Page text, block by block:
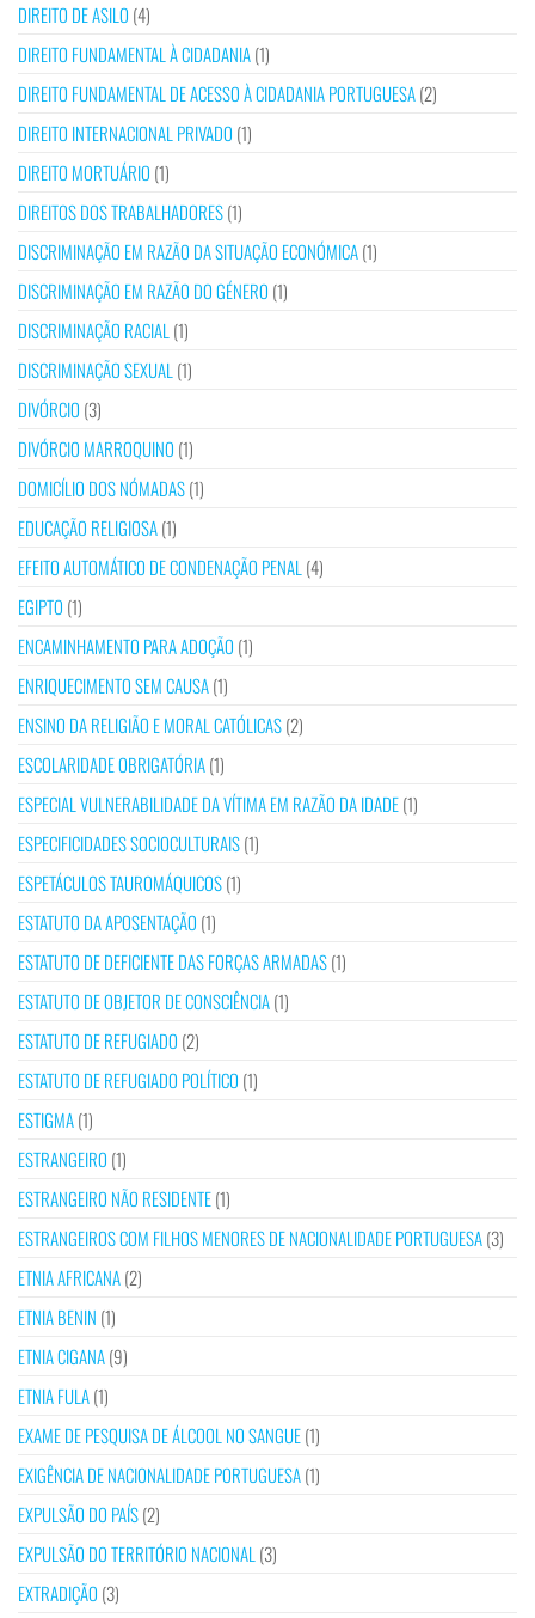
DIREITO DE ASILO (4)
DIREITO FUNDAMENTAL À CIDADANIA(1)
DIREITO FUNDAMENTAL DE ACESSO À CIDADANIA PORTUGUESA(2)
DIREITO INTERNACIONAL PRIVADO (1)
DIREITO MORTUÁRIO (1)
DIREITOS DOS TRABALHADORES(1)
DISCRIMINAÇÃO EM RAZÃO DA SITUAÇÃO ECONÓMICA(1)
DISCRIMINAÇÃO EM RAZÃO DO GÉNERO (1)
DISCRIMINAÇÃO RACIAL (1)
DISCRIMINAÇÃO SEXUAL (1)
DIVÓRCIO (3)
DIVÓRCIO MARROQUINO (1)
DOMICÍLIO DOS NÓMADAS(1)
EDUCAÇÃO RELIGIOSA(1)
EFEITO AUTOMÁTICO DE CONDENAÇÃO PENAL (4)
EGIPTO (1)
ENCAMINHAMENTO PARA ADOÇÃO (1)
ENRIQUECIMENTO SEM CAUSA(1)
ENSINO DA RELIGIÃO E MORAL CATÓLICAS(2)
ESCOLARIDADE OBRIGATÓRIA(1)
ESPECIAL VULNERABILIDADE DA VÍTIMA EM RAZÃO DA IDADE(1)
ESPECIFICIDADES SOCIOCULTURAIS(1)
ESPETÁCULOS TAUROMÁQUICOS(1)
ESTATUTO DA APOSENTAÇÃO (1)
ESTATUTO DE DEFICIENTE DAS FORÇAS ARMADAS(1)
ESTATUTO DE OBJETOR DE CONSCIÊNCIA(1)
ESTATUTO DE REFUGIADO (2)
ESTATUTO DE REFUGIADO POLÍTICO (1)
ESTIGMA(1)
ESTRANGEIRO (1)
ESTRANGEIRO NÃO RESIDENTE(1)
ESTRANGEIROS COM FILHOS MENORES DE NACIONALIDADE PORTUGUESA(3)
ETNIA AFRICANA(2)
ETNIA BENIN (1)
ETNIA CIGANA(9)
ETNIA FULA(1)
EXAME DE PESQUISA DE ÁLCOOL NO SANGUE(1)
EXIGÊNCIA DE NACIONALIDADE PORTUGUESA(1)
EXPULSÃO DO PAÍS(2)
EXPULSÃO DO TERRITÓRIO NACIONAL (3)
EXTRADIÇÃO (3)